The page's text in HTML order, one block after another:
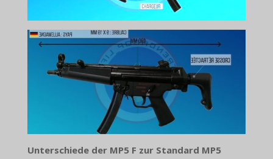
Unterschiede der MP5 F zur Standard MP5